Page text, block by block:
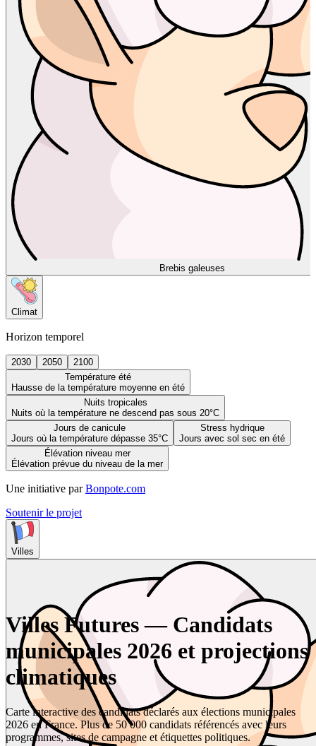
Brebis galeuses
Climat
Horizon temporel
2030 2050
2100
Température été
Hausse de la température moyenne en été
Nuits tropicales
Nuits où la température ne descend pas sous 20°C
Jours de canicule
Jours où la température dépasse 35°C
Stress hydrique
Jours avec sol sec en été
Élévation niveau mer
Élévation prévue du niveau de la mer
Une initiative par Bonpote.com
Soutenir le projet
Villes
Villes Futures — Candidats
municipales 2026 et projections
climatiques
Carte interactive des candidats déclarés aux élections municipales
2026 en France. Plus de 50 000 candidats référencés avec leurs
programmes, sites de campagne et étiquettes politiques.